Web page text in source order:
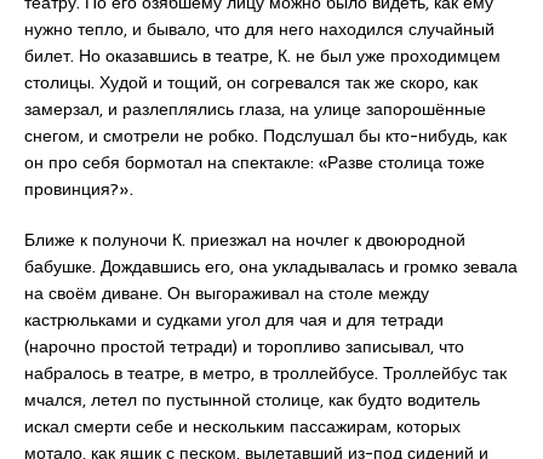
нужно тепло, и бывало, что для него находился случайный
билет. Но оказавшись в театре, К. не был уже проходимцем
столицы. Худой и тощий, он согревался так же скоро, как
замерзал, и разлеплялись глаза, на улице запорошённые
снегом, и смотрели не робко. Подслушал бы кто-нибудь, как
он про себя бормотал на спектакле: «Разве столица тоже
провинция?».
Ближе к полуночи К. приезжал на ночлег к двоюродной
бабушке. Дождавшись его, она укладывалась и громко зевала
на своём диване. Он выгораживал на столе между
кастрюльками и судками угол для чая и для тетради
(нарочно простой тетради) и торопливо записывал, что
набралось в театре, в метро, в троллейбусе. Троллейбус так
мчался, летел по пустынной столице, как будто водитель
искал смерти себе и нескольким пассажирам, которых
мотало, как ящик с песком, вылетавший из-под сидений и